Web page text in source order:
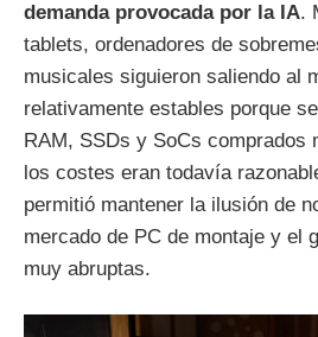
demanda provocada por la IA.
tablets, ordenadores de
musicales siguieron saliendo al
relativamente estables porque
RAM, SSDs y SoCs comprados
los costes eran todavía
permitió mantener la ilusión de
mercado de PC de montaje y el
muy abruptas.